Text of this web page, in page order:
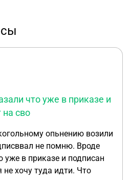
что уже в приказе и
на сво
опьнению возили
не помню. Вроде
уже в приказе и подписан
не хочу туда идти. Что